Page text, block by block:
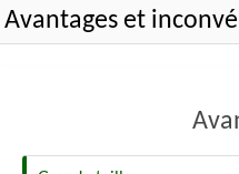
Avantages et